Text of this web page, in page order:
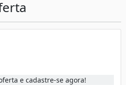
e cadastre-se agora!